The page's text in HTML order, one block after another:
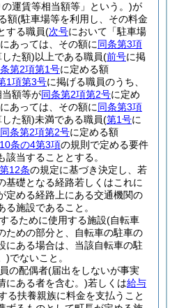
運賃等相当額等」という。)が
額(駐車場等を利用し、その料金
する職員(次号において「駐車場
にあっては、その額に同条第3項
た額)以上である職員(前号に掲
第2項第1号に定める額
1項第3号に掲げる職員のうち、
額等が同条第2項第2号に定め
あっては、その額に同条第3項
た額)未満である職員(第1号に
同条第2項第2号に定める額
条の4第3項の規則で定める要件
該当することとする。
第12条の規定に基づき決定し、若
基礎となる経路若しくはこれに
定める経路上にある交通機関の
施設であること。
るために使用する施設(自転車
ための部分と、自転車の駐車の
にある場合は、当該自転車の駐
)でないこと。
の配偶者(届出をしないが事実
にある者を含む。)若しくは給与
る扶養親族に料金を支払うこと